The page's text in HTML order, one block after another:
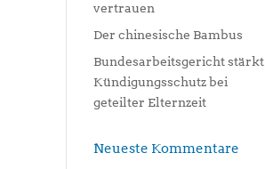
vertrauen
Der chinesische Bambus
Bundesarbeitsgericht stärkt
Kündigungsschutz bei
geteilter Elternzeit
Neueste Kommentare